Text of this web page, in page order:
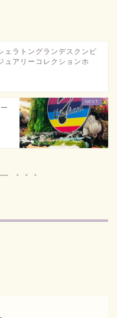
ェラトングランデスクンビ
ュアリーコレクションホ